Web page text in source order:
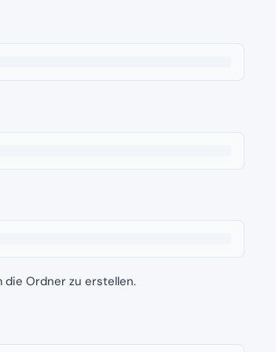
Ordner zu erstellen.